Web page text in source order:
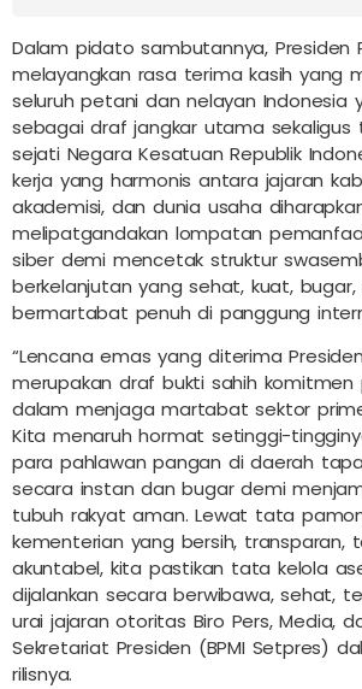
Dalam pidato sambutannya, Presiden
melayangkan rasa terima kasih yang
seluruh petani dan nelayan Indonesia
sebagai draf jangkar utama sekaligus
sejati Negara Kesatuan Republik
kerja yang harmonis antara jajaran
akademisi, dan dunia usaha
melipatgandakan lompatan
siber demi mencetak struktur
berkelanjutan yang sehat, kuat,
bermartabat penuh di panggung
“Lencana emas yang diterima
merupakan draf bukti sahih komitmen
dalam menjaga martabat sektor
Kita menaruh hormat setinggi-
para pahlawan pangan di daerah
secara instan dan bugar demi
tubuh rakyat aman. Lewat tata
kementerian yang bersih, transparan,
akuntabel, kita pastikan tata kelola
dijalankan secara berwibawa, sehat,
urai jajaran otoritas Biro Pers, Media,
Sekretariat Presiden (BPMI Setpres)
rilisnya.